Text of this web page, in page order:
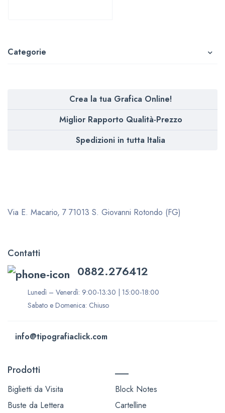
Categorie
Crea la tua Grafica Online!
Miglior Rapporto Qualità-Prezzo
Spedizioni in tutta Italia
Via E. Macario, 7 71013 S. Giovanni Rotondo (FG)
Contatti
0882.276412
Lunedì – Venerdì: 9:00-13:30 | 15:00-18:00
Sabato e Domenica: Chiuso
info@tipografiaclick.com
Prodotti
Biglietti da Visita
Buste da Lettera
Block Notes
Cartelline